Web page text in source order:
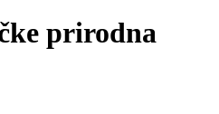
prirodna